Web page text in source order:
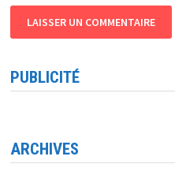
PUBLICITÉ
ARCHIVES